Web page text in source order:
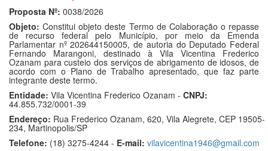
Proposta Nº: 0038/2026
Objeto: Constitui objeto deste Termo de Colaboração o repasse
de recurso federal pelo Município, por meio da Emenda
Parlamentar nº 202644150005, de autoria do Deputado Federal
Fernando Marangoni, destinado à Vila Vicentina Frederico
Ozanam para custeio dos serviços de abrigamento de idosos, de
acordo com o Plano de Trabalho apresentado, que faz parte
integrante deste termo.
Entidade: Vila Vicentina Frederico Ozanam - CNPJ:
44.855.732/0001-39
Endereço: Rua Frederico Ozanam, 620, Vila Alegrete, CEP 19505-
234, Martinopolis/SP
Telefone: (18) 3275-4244 - E-mail: vilavicentina1946@gmail.com